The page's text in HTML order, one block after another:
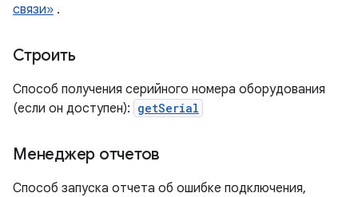
связи» .
Строить
Способ получения серийного номера оборудования
(если он доступен): getSerial
Менеджер отчетов
Способ запуска отчета об ошибке подключения,